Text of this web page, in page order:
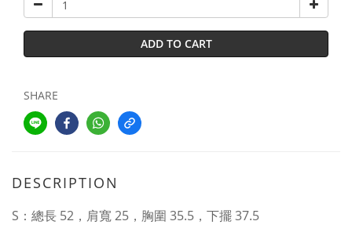
ADD TO CART
SHARE
DESCRIPTION
S：總長 52，肩寬 25，胸圍 35.5，下擺 37.5